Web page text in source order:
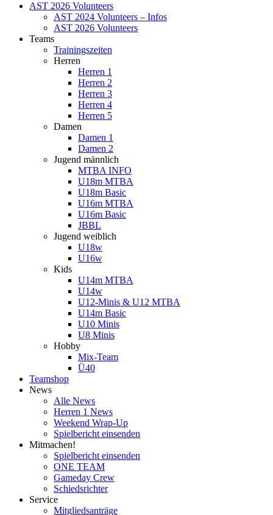
AST 2026 Volunteers
AST 2024 Volunteers – Infos
AST 2026 Volunteers
Teams
Trainingszeiten
Herren
Herren 1
Herren 2
Herren 3
Herren 4
Herren 5
Damen
Damen 1
Damen 2
Jugend männlich
MTBA INFO
U18m MTBA
U18m Basic
U16m MTBA
U16m Basic
JBBL
Jugend weiblich
U18w
U16w
Kids
U14m MTBA
U14w
U12-Minis & U12 MTBA
U14m Basic
U10 Minis
U8 Minis
Hobby
Mix-Team
Ü40
Teamshop
News
Alle News
Herren 1 News
Weekend Wrap-Up
Spielbericht einsenden
Mitmachen!
Spielbericht einsenden
ONE TEAM
Gameday Crew
Schiedsrichter
Service
Mitgliedsanträge